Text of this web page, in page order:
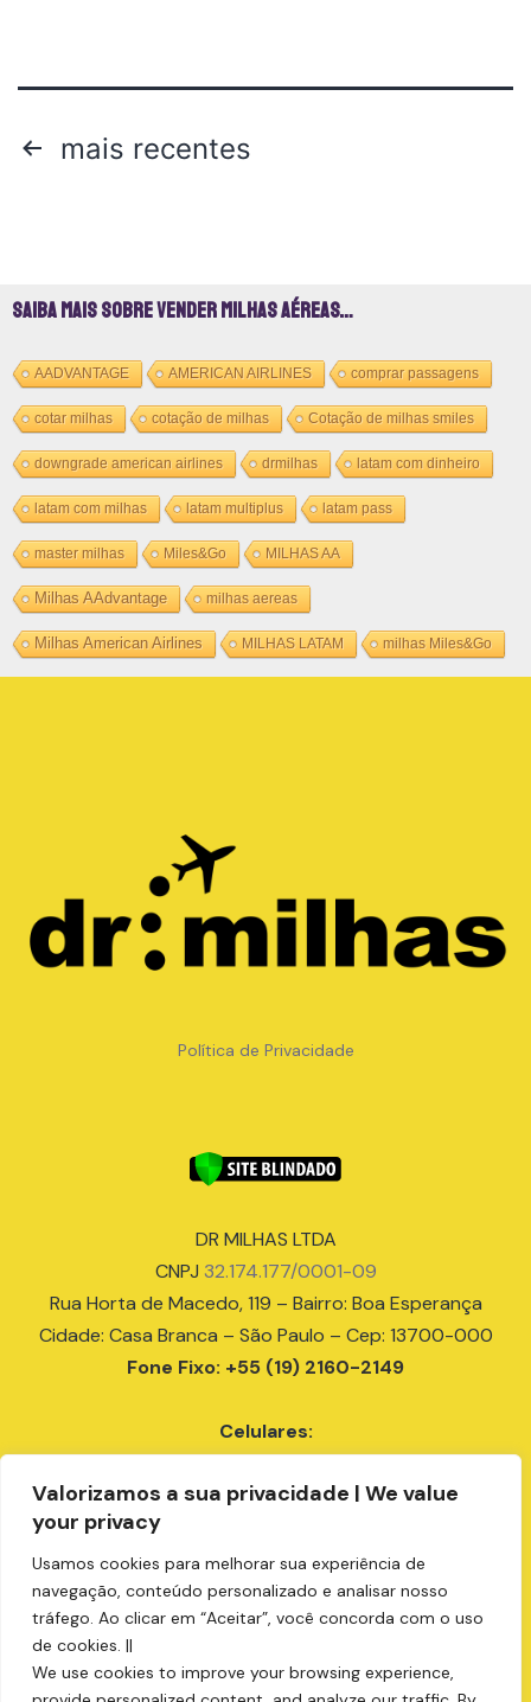
Valorizamos a sua privacidade | We value
your privacy
Usamos cookies para melhorar sua experiência de
navegação, conteúdo personalizado e analisar nosso
tráfego. Ao clicar em “Aceitar”, você concorda com o uso
de cookies. ||
We use cookies to improve your browsing experience,
mais recentes
Saiba mais sobre vender milhas aéreas…
AADVANTAGE AMERICAN AIRLINES comprar passagens
cotar milhas cotação de milhas Cotação de milhas smiles
downgrade american airlines drmilhas latam com dinheiro
latam com milhas latam multiplus latam pass
master milhas Miles&Go MILHAS AA
Milhas AAdvantage milhas aereas
Milhas American Airlines MILHAS LATAM milhas Miles&Go
Política de Privacidade
DR MILHAS LTDA
CNPJ 32.174.177/0001-09
Rua Horta de Macedo, 119 – Bairro: Boa Esperança
Cidade: Casa Branca – São Paulo – Cep: 13700-000
Fone Fixo: +55 (19) 2160-2149
Celulares:
+55 (18) 99679-9807
+55 (19) 99151-6336
+55 (19) 99137-2112
compras@drmilhas.com.br